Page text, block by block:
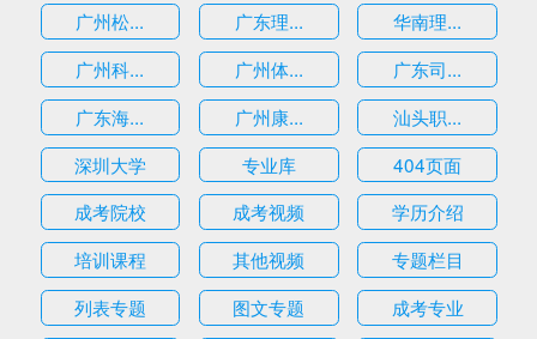
广州松...
广东理...
华南理...
广州科...
广州体...
广东司...
广东海...
广州康...
汕头职...
深圳大学
专业库
404页面
成考院校
成考视频
学历介绍
培训课程
其他视频
专题栏目
列表专题
图文专题
成考专业